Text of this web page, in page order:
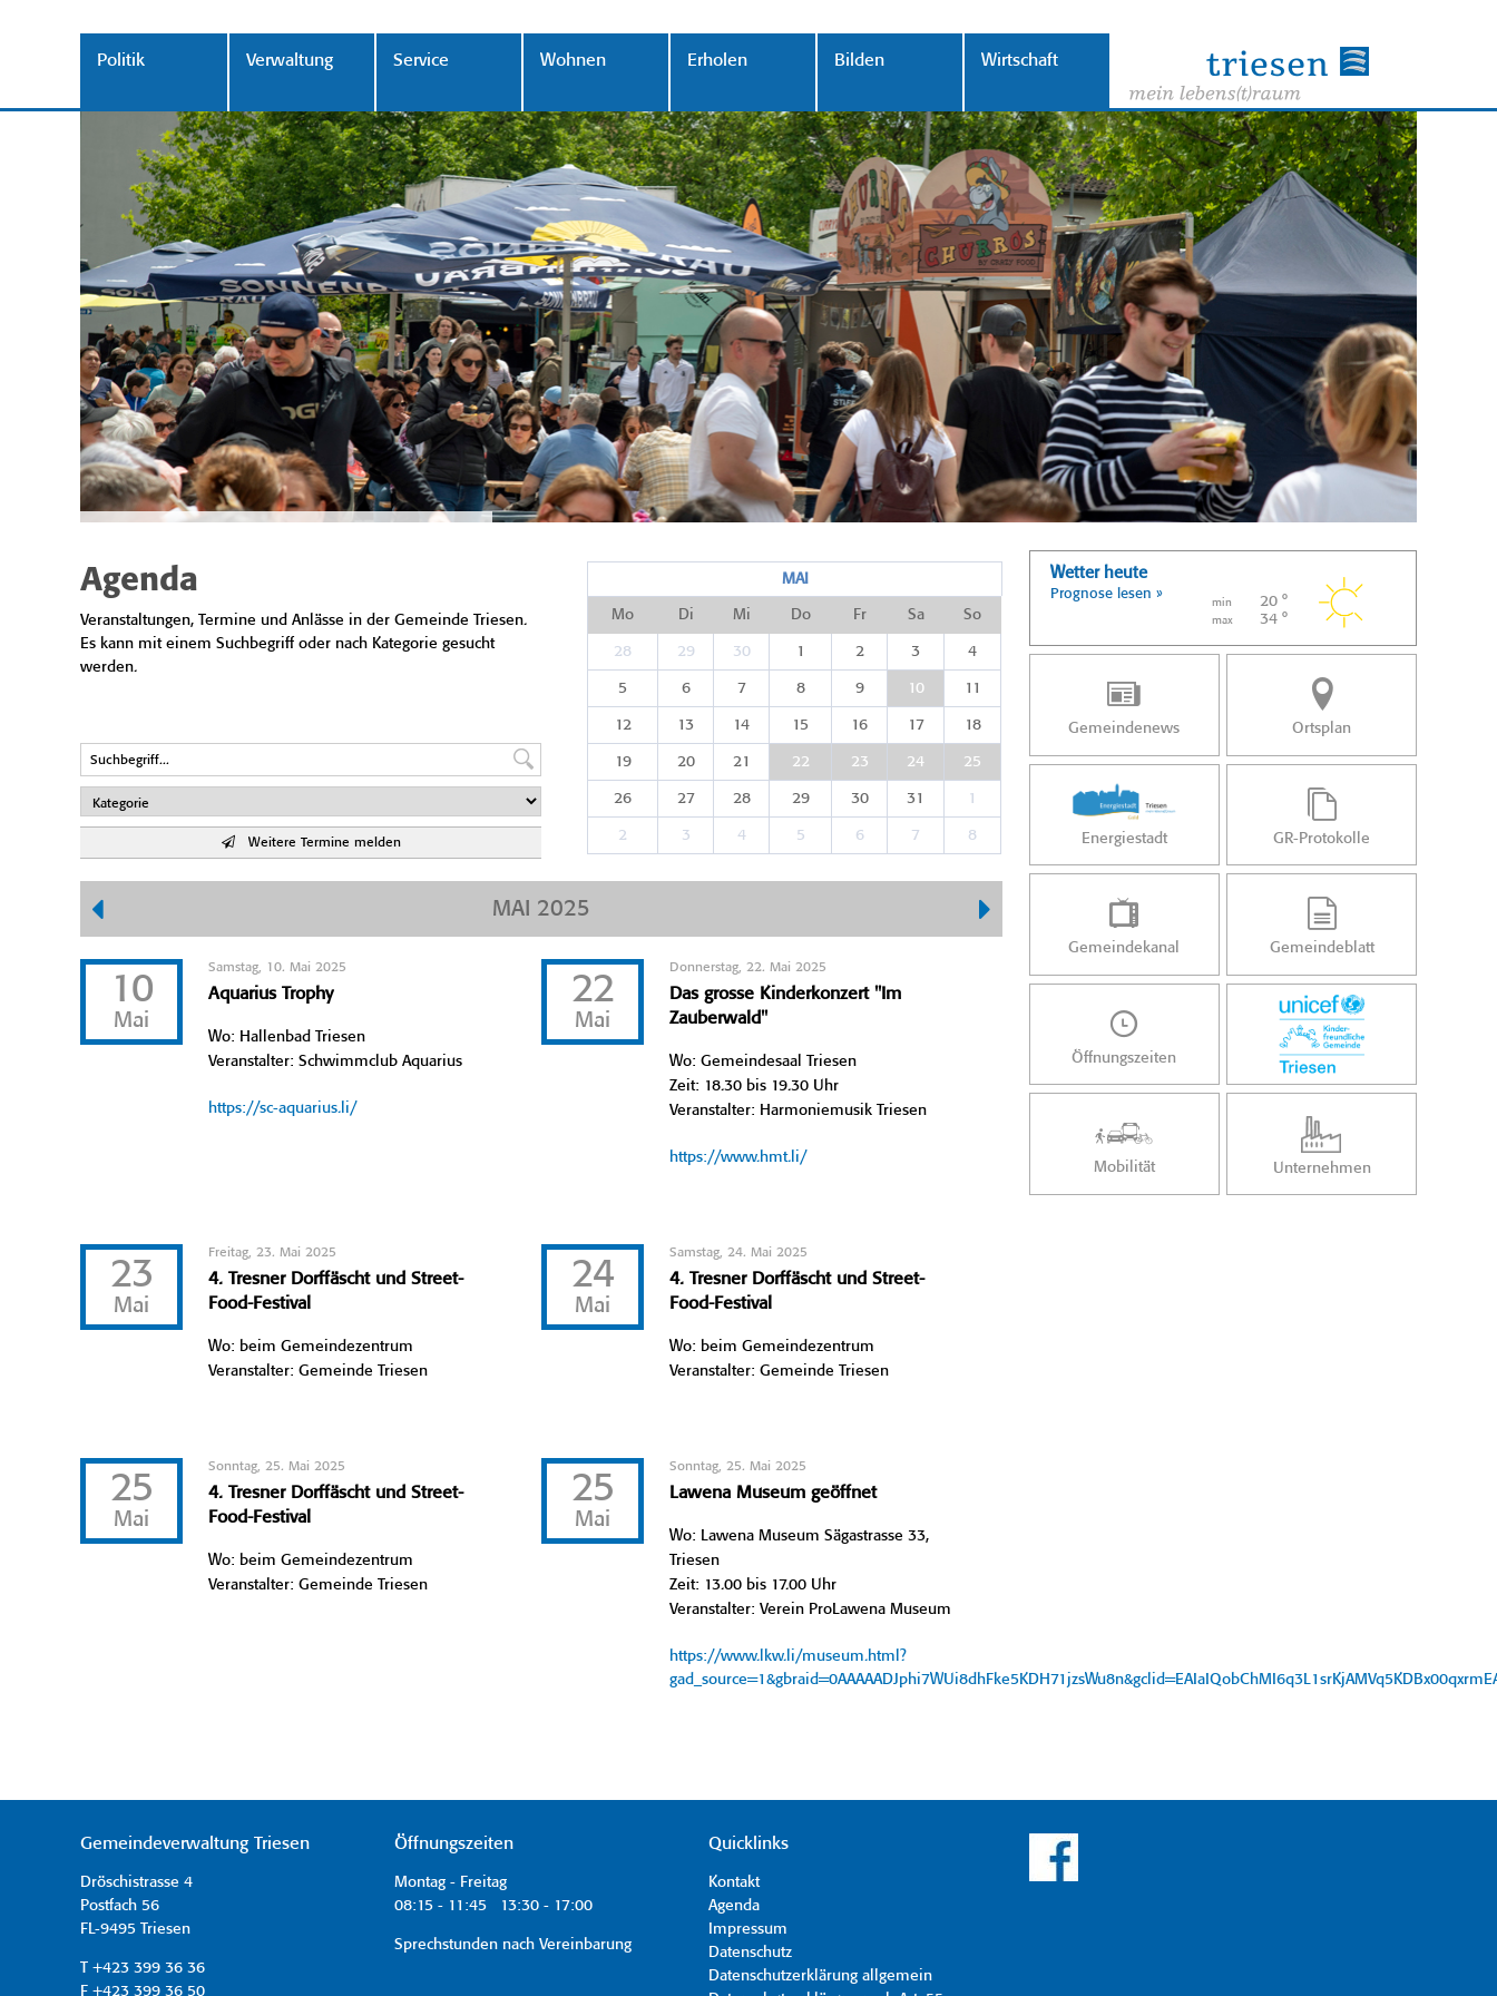
Politik Verwaltung Service Wohnen Erholen Bilden Wirtschaft
Agenda
Veranstaltungen, Termine und Anlässe in der Gemeinde Triesen.
Es kann mit einem Suchbegriff oder nach Kategorie gesucht
werden.
Weitere Termine melden
MAI
Mo Di Mi Do Fr Sa So
28 29 30 1 2 3 4
5 6 7 8 9 10 11
12 13 14 15 16 17 18
19 20 21 22 23 24 25
26 27 28 29 30 31 1
2 3 4 5 6 7 8
MAI 2025
10
Mai
Samstag, 10. Mai 2025
Aquarius Trophy
Wo: Hallenbad Triesen
Veranstalter: Schwimmclub Aquarius
https://sc-aquarius.li/
22
Mai
Donnerstag, 22. Mai 2025
Das grosse Kinderkonzert "Im
Zauberwald"
Wo: Gemeindesaal Triesen
Zeit: 18.30 bis 19.30 Uhr
Veranstalter: Harmoniemusik Triesen
https://www.hmt.li/
23
Mai
Freitag, 23. Mai 2025
4. Tresner Dorffäscht und Street-
Food-Festival
Wo: beim Gemeindezentrum
Veranstalter: Gemeinde Triesen
24
Mai
Samstag, 24. Mai 2025
4. Tresner Dorffäscht und Street-
Food-Festival
Wo: beim Gemeindezentrum
Veranstalter: Gemeinde Triesen
25
Mai
Sonntag, 25. Mai 2025
4. Tresner Dorffäscht und Street-
Food-Festival
Wo: beim Gemeindezentrum
Veranstalter: Gemeinde Triesen
25
Mai
Sonntag, 25. Mai 2025
Lawena Museum geöffnet
Wo: Lawena Museum Sägastrasse 33,
Triesen
Zeit: 13.00 bis 17.00 Uhr
Veranstalter: Verein ProLawena Museum
https://www.lkw.li/museum.html?
Wetter heute
Prognose lesen »
min 20 °
max 34 °
Gemeindenews Ortsplan
Energiestadt GR-Protokolle
Gemeindekanal Gemeindeblatt
Öffnungszeiten
Mobilität Unternehmen
Gemeindeverwaltung Triesen
Dröschistrasse 4
Postfach 56
FL-9495 Triesen
T +423 399 36 36
F +423 399 36 50
Öffnungszeiten
Montag - Freitag
08:15 - 11:45 13:30 - 17:00
Sprechstunden nach Vereinbarung
Quicklinks
Kontakt
Agenda
Impressum
Datenschutz
Datenschutzerklärung allgemein